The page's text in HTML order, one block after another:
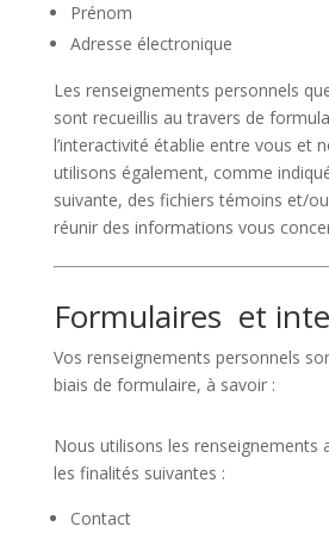
Prénom
Adresse électronique
Les renseignements personnels
sont recueillis au travers de
l’interactivité établie entre vous et
utilisons également, comme
suivante, des fichiers témoins et/
réunir des informations vous
Formulaires et
Vos renseignements personnels
biais de formulaire, à savoir :
Nous utilisons les renseignements
les finalités suivantes :
Contact